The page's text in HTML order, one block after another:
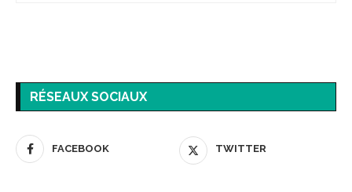
RÉSEAUX SOCIAUX
FACEBOOK TWITTER